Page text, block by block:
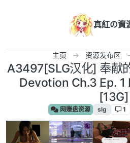
真紅の資
主页 资源发布区
A3497[SLG汉化] 奉献
Devotion Ch.3 Ep. 1
[13G]
网赚盘资源 slg 1